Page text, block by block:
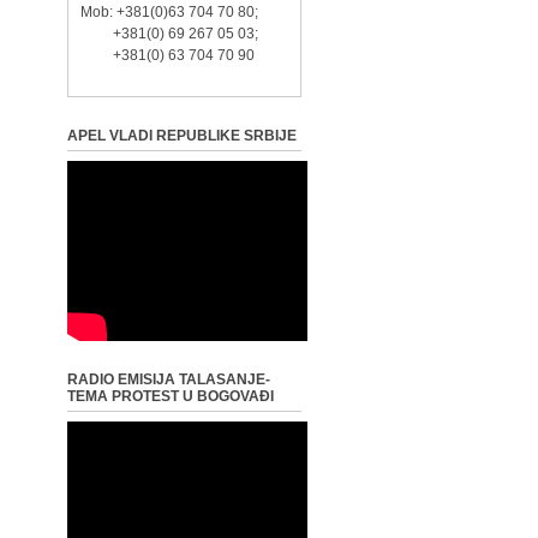
Mob: +381(0)63 704 70 80;
+381(0) 69 267 05 03;
+381(0) 63 704 70 90
APEL VLADI REPUBLIKE SRBIJE
RADIO EMISIJA TALASANJE-
TEMA PROTEST U BOGOVAĐI